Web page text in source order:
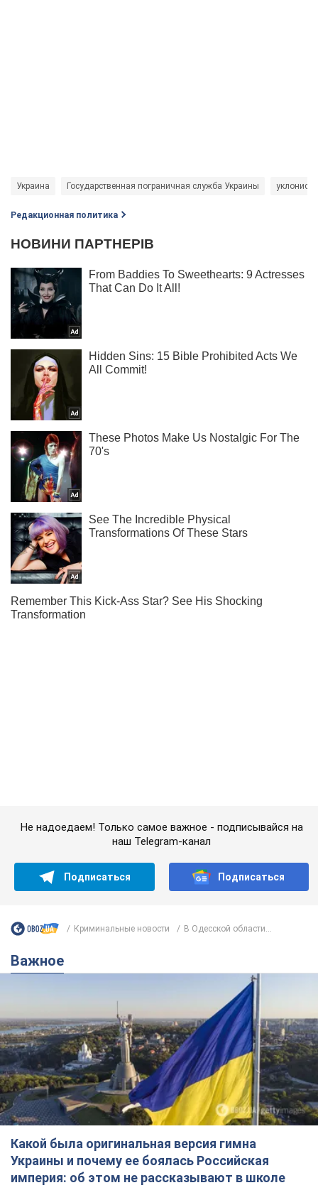
Украина Государственная пограничная служба Украины уклонисты
Редакционная политика
Какой была оригинальная версия гимна
Украины и почему ее боялась Российская
империя: об этом не рассказывают в школе
Государственным символом являются только первый куплет
и припев песни
2 години тому 6,7 т.
Александру Пономареву – 53: что
известно о трех детях секс-
символа 90-х и как они выглядят
Несмотря на развитие карьеры, артист не
забывал о личном счастье
7 годин тому 7,5 т.